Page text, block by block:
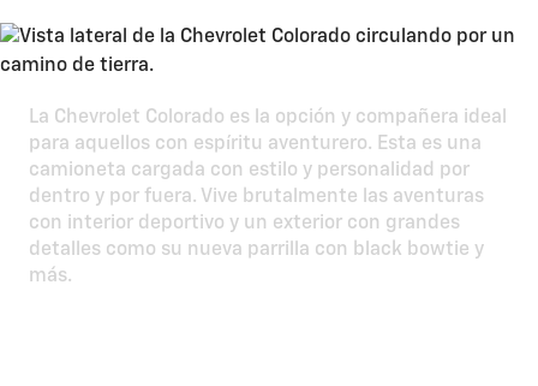
La Chevrolet Colorado es la opción y compañera ideal
para aquellos con espíritu aventurero. Esta es una
camioneta cargada con estilo y personalidad por
dentro y por fuera. Vive brutalmente las aventuras
con interior deportivo y un exterior con grandes
detalles como su nueva parrilla con black bowtie y
más.